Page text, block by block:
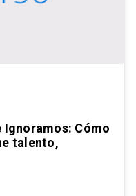
Ignoramos: Cómo
talento,